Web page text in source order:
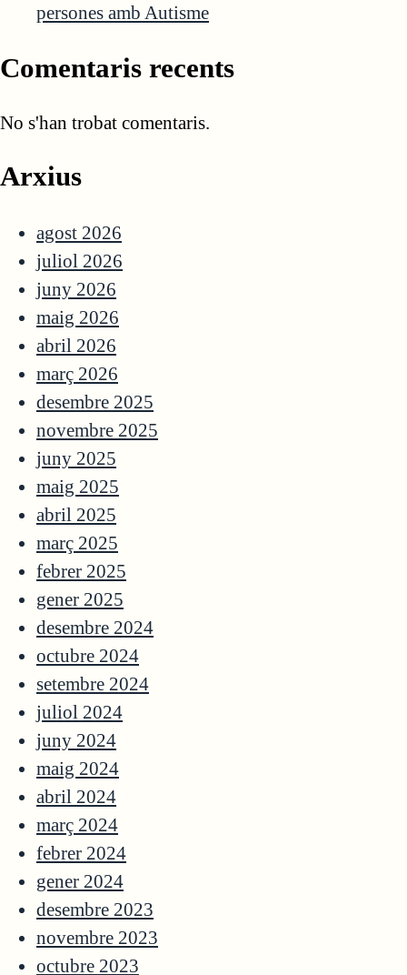
persones amb Autisme
Comentaris recents
No s'han trobat comentaris.
Arxius
agost 2026
juliol 2026
juny 2026
maig 2026
abril 2026
març 2026
desembre 2025
novembre 2025
juny 2025
maig 2025
abril 2025
març 2025
febrer 2025
gener 2025
desembre 2024
octubre 2024
setembre 2024
juliol 2024
juny 2024
maig 2024
abril 2024
març 2024
febrer 2024
gener 2024
desembre 2023
novembre 2023
octubre 2023